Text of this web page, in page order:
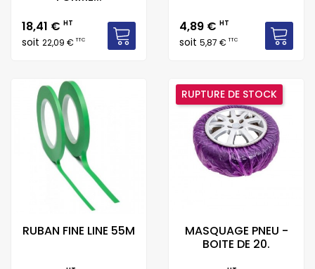
Prix
18,41 € HT
soit 22,09 €TTC
Prix
4,89 € HT
soit 5,87 €TTC
RUBAN FINE LINE 55M
MASQUAGE PNEU -
BOITE DE 20.
RUPTURE DE STOCK